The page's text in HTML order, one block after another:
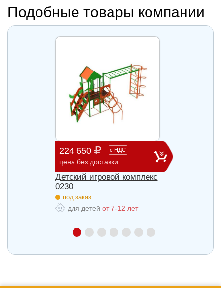
Подобные товары компании
224 650 с НДС
цена без доставки
Детский игровой комплекс
0230
под заказ.
для детей от 7-12 лет